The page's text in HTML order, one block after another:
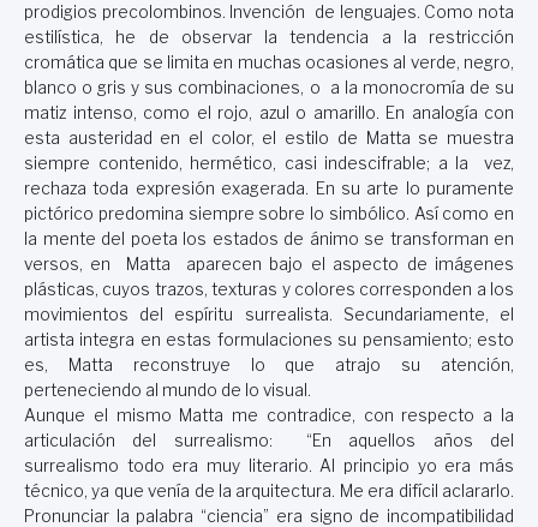
prodigios precolombinos. Invención de lenguajes. Como nota
estilística, he de observar la tendencia a la restricción
cromática que se limita en muchas ocasiones al verde, negro,
blanco o gris y sus combinaciones, o a la monocromía de su
matiz intenso, como el rojo, azul o amarillo. En analogía con
esta austeridad en el color, el estilo de Matta se muestra
siempre contenido, hermético, casi indescifrable; a la vez,
rechaza toda expresión exagerada. En su arte lo puramente
pictórico predomina siempre sobre lo simbólico. Así como en
la mente del poeta los estados de ánimo se transforman en
versos, en Matta aparecen bajo el aspecto de imágenes
plásticas, cuyos trazos, texturas y colores corresponden a los
movimientos del espíritu surrealista. Secundariamente, el
artista integra en estas formulaciones su pensamiento; esto
es, Matta reconstruye lo que atrajo su atención,
perteneciendo al mundo de lo visual.
Aunque el mismo Matta me contradice, con respecto a la
articulación del surrealismo: “En aquellos años del
surrealismo todo era muy literario. Al principio yo era más
técnico, ya que venía de la arquitectura. Me era difícil aclararlo.
Pronunciar la palabra “ciencia” era signo de incompatibilidad